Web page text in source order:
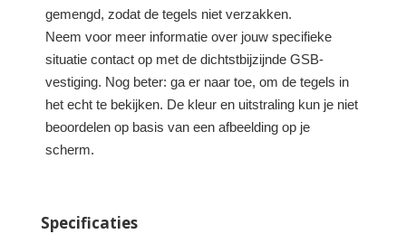
gemengd, zodat de tegels niet verzakken.
Neem voor meer informatie over jouw specifieke
situatie contact op met de dichtstbijzijnde GSB-
vestiging. Nog beter: ga er naar toe, om de tegels in
het echt te bekijken. De kleur en uitstraling kun je niet
beoordelen op basis van een afbeelding op je
scherm.
Specificaties